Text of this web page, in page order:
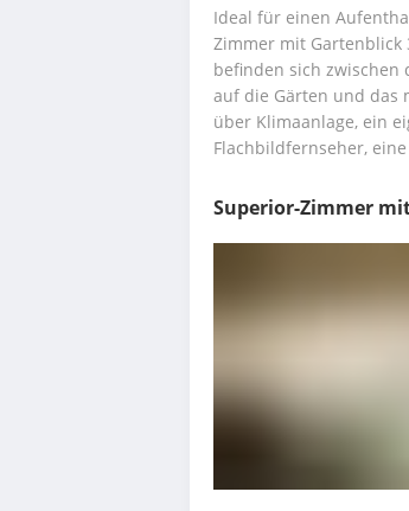
Ideal für einen
Zimmer mit Gartenblick
befinden sich zwischen
auf die Gärten und das
über Klimaanlage, ein
Flachbildfernseher,
Superior-Zimmer